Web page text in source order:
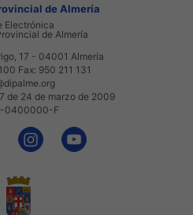
de Almería
Electrónica
de Almería
17 - 04001 Almería
Fax: 950 211 131
de 24 de marzo de 2009
0400000-F